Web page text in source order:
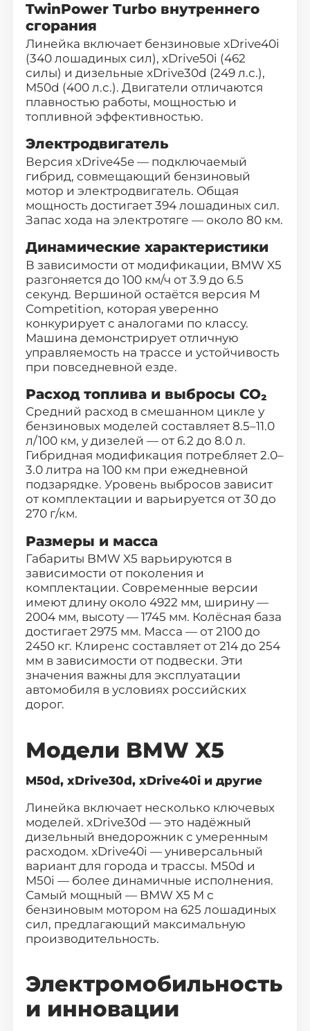
TwinPower Turbo внутреннего
сгорания
Линейка включает бензиновые xDrive40i
(340 лошадиных сил), xDrive50i (462
силы) и дизельные xDrive30d (249 л.с.),
M50d (400 л.с.). Двигатели отличаются
плавностью работы, мощностью и
топливной эффективностью.
Электродвигатель
Версия xDrive45e — подключаемый
гибрид, совмещающий бензиновый
мотор и электродвигатель. Общая
мощность достигает 394 лошадиных сил.
Запас хода на электротяге — около 80 км.
Динамические характеристики
В зависимости от модификации, BMW X5
разгоняется до 100 км/ч от 3.9 до 6.5
секунд. Вершиной остаётся версия M
Competition, которая уверенно
конкурирует с аналогами по классу.
Машина демонстрирует отличную
управляемость на трассе и устойчивость
при повседневной езде.
Расход топлива и выбросы CO₂
Средний расход в смешанном цикле у
бензиновых моделей составляет 8.5–11.0
л/100 км, у дизелей — от 6.2 до 8.0 л.
Гибридная модификация потребляет 2.0–
3.0 литра на 100 км при ежедневной
подзарядке. Уровень выбросов зависит
от комплектации и варьируется от 30 до
270 г/км.
Размеры и масса
Габариты BMW X5 варьируются в
зависимости от поколения и
комплектации. Современные версии
имеют длину около 4922 мм, ширину —
2004 мм, высоту — 1745 мм. Колёсная база
достигает 2975 мм. Масса — от 2100 до
2450 кг. Клиренс составляет от 214 до 254
мм в зависимости от подвески. Эти
значения важны для эксплуатации
автомобиля в условиях российских
дорог.
Модели BMW X5
M50d, xDrive30d, xDrive40i и другие
Линейка включает несколько ключевых
моделей. xDrive30d — это надёжный
дизельный внедорожник с умеренным
расходом. xDrive40i — универсальный
вариант для города и трассы. M50d и
M50i — более динамичные исполнения.
Самый мощный — BMW X5 M с
бензиновым мотором на 625 лошадиных
сил, предлагающий максимальную
производительность.
Электромобильность
и инновации
Выберитесвой город
Москва
Казань
Красноярск
Нижний Новгород
Челябинск
Уфа
Самара
Ростов-на-Дону
Краснодар
Омск
Воронеж
Пермь
Волгоград
Саратов
Тольятти
Махачкала